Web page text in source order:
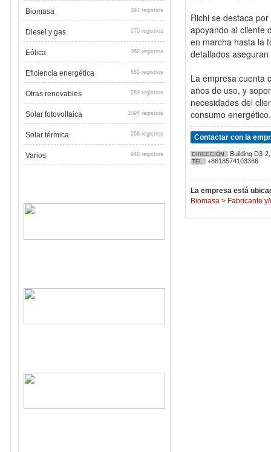
Biomasa 291 registros
Diesel y gas 270 registros
Eólica 362 registros
Eficiencia energética 885 registros
Otras renovables 289 registros
Solar fotovoltaica 1094 registros
Solar térmica 268 registros
Varios 948 registros
Richi se destaca
apoyando al cliente
en marcha hasta la
detallados
La empresa cuenta
años de uso, y
necesidades del
consumo energético.
Contactar con la
DIRECCIÓN Building D3-
TEL +8618574103366
La empresa está
Biomasa > Fabricante